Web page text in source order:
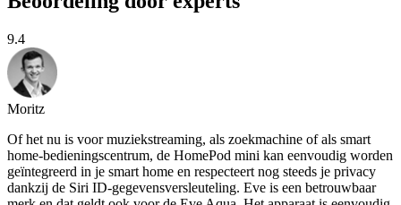
9.4
Moritz
Of het nu is voor muziekstreaming, als zoekmachine of als smart
home-bedieningscentrum, de HomePod mini kan eenvoudig worden
geïntegreerd in je smart home en respecteert nog steeds je privacy
dankzij de Siri ID-gegevensversleuteling. Eve is een betrouwbaar